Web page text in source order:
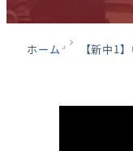
ホーム 【新中1